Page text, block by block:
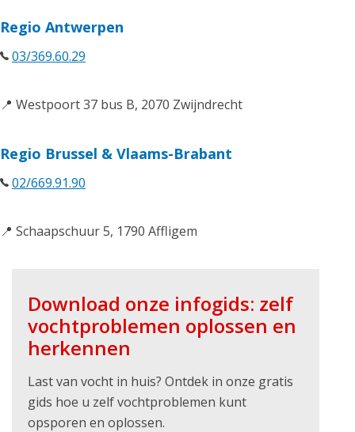
Regio Antwerpen
03/369.60.29
📍 Westpoort 37 bus B, 2070 Zwijndrecht
Regio Brussel & Vlaams-Brabant
02/669.91.90
📍 Schaapschuur 5, 1790 Affligem
Download onze infogids: zelf
vochtproblemen oplossen en
herkennen
Last van vocht in huis? Ontdek in onze gratis
gids hoe u zelf vochtproblemen kunt
opsporen en oplossen.